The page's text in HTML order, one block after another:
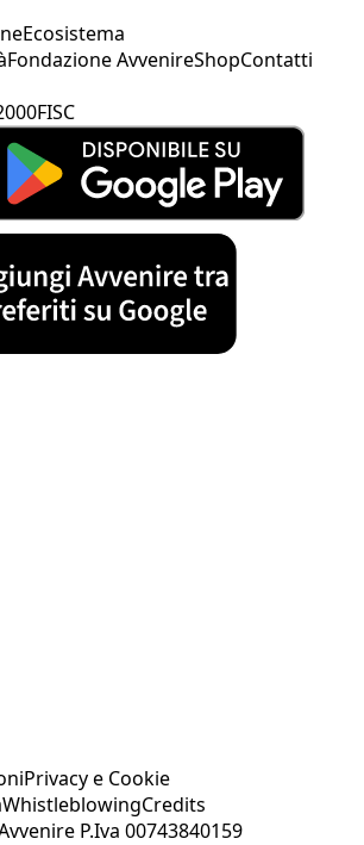
Ecosistema
Fondazione AvvenireShopContatti
FISC
Privacy e Cookie
WhistleblowingCredits
P.Iva 00743840159